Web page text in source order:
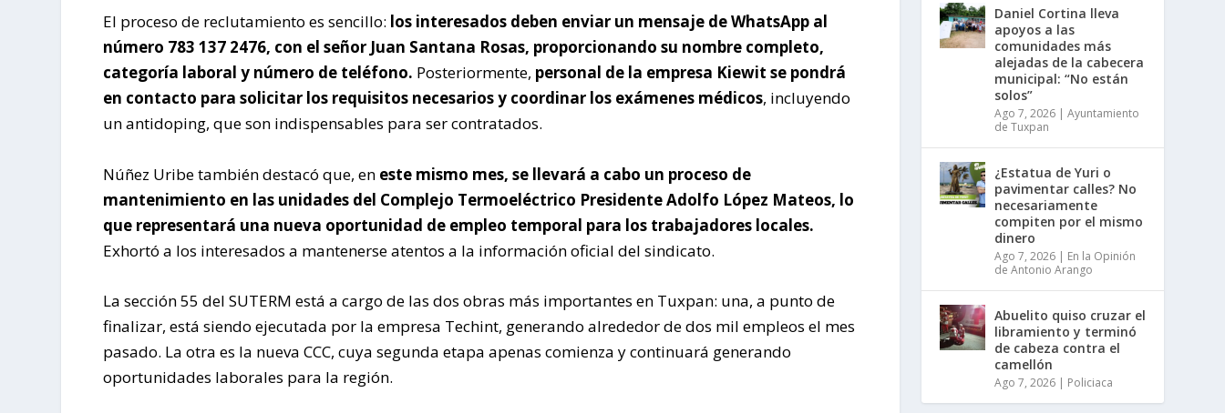
El proceso de reclutamiento es sencillo: los interesados deben enviar un mensaje de WhatsApp al
número 783 137 2476, con el señor Juan Santana Rosas, proporcionando su nombre completo,
categoría laboral y número de teléfono. Posteriormente, personal de la empresa Kiewit se pondrá
en contacto para solicitar los requisitos necesarios y coordinar los exámenes médicos, incluyendo
un antidoping, que son indispensables para ser contratados.
Núñez Uribe también destacó que, en este mismo mes, se llevará a cabo un proceso de
mantenimiento en las unidades del Complejo Termoeléctrico Presidente Adolfo López Mateos, lo
que representará una nueva oportunidad de empleo temporal para los trabajadores locales.
Exhortó a los interesados a mantenerse atentos a la información oficial del sindicato.
La sección 55 del SUTERM está a cargo de las dos obras más importantes en Tuxpan: una, a punto de
finalizar, está siendo ejecutada por la empresa Techint, generando alrededor de dos mil empleos el mes
pasado. La otra es la nueva CCC, cuya segunda etapa apenas comienza y continuará generando
oportunidades laborales para la región.
Daniel Cortina lleva
apoyos a las
comunidades más
alejadas de la cabecera
municipal: “No están
solos”
Ago 7, 2026| Ayuntamiento
de Tuxpan
¿Estatua de Yuri o
pavimentar calles? No
necesariamente
compiten por el mismo
dinero
Ago 7, 2026| En la Opinión
de Antonio Arango
Abuelito quiso cruzar el
libramiento y terminó
de cabeza contra el
camellón
Ago 7, 2026| Policiaca